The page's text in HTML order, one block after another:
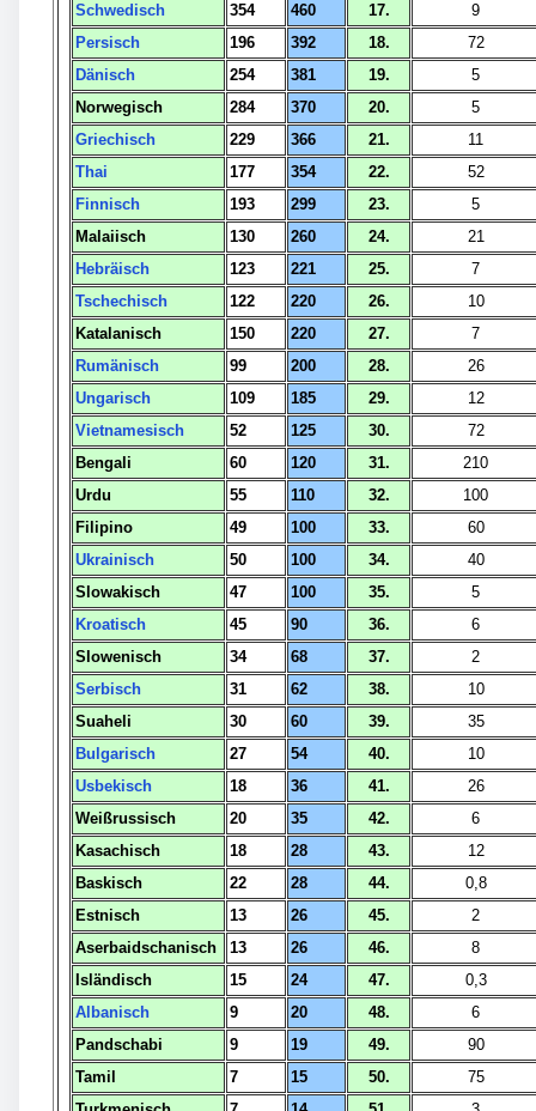
Schwedisch
354 460 17.
9
Persisch
196 392 18.
72
Dänisch
254 381 19.
5
Norwegisch
284 370 20.
5
Griechisch
229 366 21.
11
Thai
177 354 22.
52
Finnisch
193 299 23.
5
Malaiisch
130 260 24.
21
Hebräisch
123 221 25.
7
Tschechisch
122 220 26.
10
Katalanisch
150 220 27.
7
Rumänisch
99 200 28.
26
Ungarisch
109 185 29.
12
Vietnamesisch
52 125 30.
72
Bengali
60 120 31.
210
Urdu
55 110 32.
100
Filipino
49 100 33.
60
Ukrainisch
50 100 34.
40
Slowakisch
47 100 35.
5
Kroatisch
45 90 36.
6
Slowenisch
34 68 37.
2
Serbisch
31 62 38.
10
Suaheli
30 60 39.
35
Bulgarisch
27 54 40.
10
Usbekisch
18 36 41.
26
Weißrussisch
20 35 42.
6
Kasachisch
18 28 43.
12
Baskisch
22 28 44.
0,8
Estnisch
13 26 45.
2
Aserbaidschanisch
13 26 46.
8
Isländisch
15 24 47.
0,3
Albanisch
9 20 48.
6
Pandschabi
9 19 49.
90
Tamil
7 15 50.
75